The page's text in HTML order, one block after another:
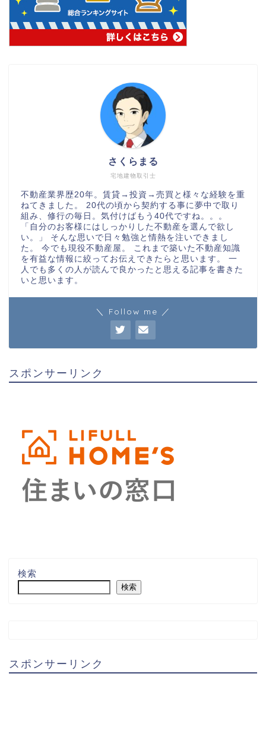
宅地建物取引士
さくらまる
不動産業界歴20年。賃貸→投資→売買と様々な経験を重
ねてきました。 20代の頃から契約する事に夢中で取り
組み、修行の毎日。気付けばもう40代ですね。。。
「自分のお客様にはしっかりした不動産を選んで欲し
い。」 そんな思いで日々勉強と情熱を注いできまし
た。 今でも現役不動産屋。 これまで築いた不動産知識
を有益な情報に絞ってお伝えできたらと思います。 一
人でも多くの人が読んで良かったと思える記事を書きた
いと思います。
＼ Follow me ／
スポンサーリンク
検索
検索
スポンサーリンク